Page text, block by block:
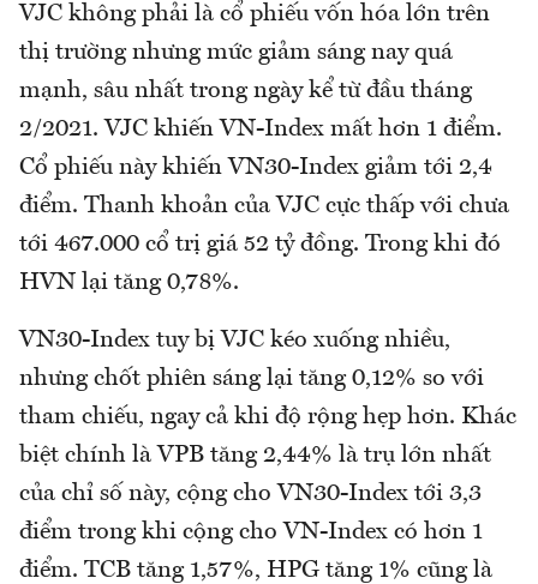
VJC không phải là cổ phiếu vốn hóa lớn trên
thị trường nhưng mức giảm sáng nay quá
mạnh, sâu nhất trong ngày kể từ đầu tháng
2/2021. VJC khiến VN-Index mất hơn 1 điểm.
Cổ phiếu này khiến VN30-Index giảm tới 2,4
điểm. Thanh khoản của VJC cực thấp với chưa
tới 467.000 cổ trị giá 52 tỷ đồng. Trong khi đó
HVN lại tăng 0,78%.
VN30-Index tuy bị VJC kéo xuống nhiều,
nhưng chốt phiên sáng lại tăng 0,12% so với
tham chiếu, ngay cả khi độ rộng hẹp hơn. Khác
biệt chính là VPB tăng 2,44% là trụ lớn nhất
của chỉ số này, cộng cho VN30-Index tới 3,3
điểm trong khi cộng cho VN-Index có hơn 1
điểm. TCB tăng 1,57%, HPG tăng 1% cũng là